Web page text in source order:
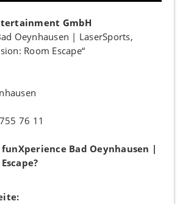
GmbH
Oeynhausen | LaserSports,
Room Escape“
76 11
Bad Oeynhausen |